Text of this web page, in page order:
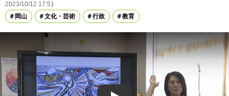
2023/10/12 17:51
岡山
文化・芸術 行政 教育